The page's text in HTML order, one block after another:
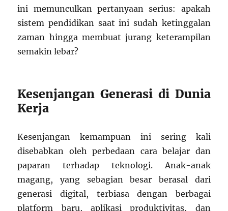
ini memunculkan pertanyaan serius: apakah
sistem pendidikan saat ini sudah ketinggalan
zaman hingga membuat jurang keterampilan
semakin lebar?
Kesenjangan Generasi di Dunia
Kerja
Kesenjangan kemampuan ini sering kali
disebabkan oleh perbedaan cara belajar dan
paparan terhadap teknologi. Anak-anak
magang, yang sebagian besar berasal dari
generasi digital, terbiasa dengan berbagai
platform baru, aplikasi produktivitas, dan